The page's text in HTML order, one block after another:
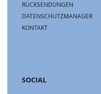
RÜCKSENDUNGEN
DATENSCHUTZMANAGER
KONTAKT
SOCIAL